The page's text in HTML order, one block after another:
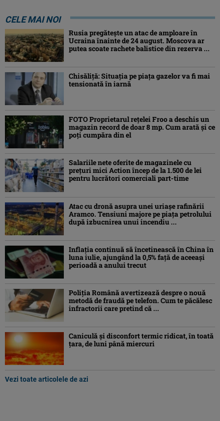
CELE MAI NOI
Rusia pregătește un atac de amploare în
Ucraina înainte de 24 august. Moscova ar
putea scoate rachete balistice din rezerva ...
Chisăliţă: Situaţia pe piaţa gazelor va fi mai
tensionată în iarnă
FOTO Proprietarul rețelei Froo a deschis un
magazin record de doar 8 mp. Cum arată și ce
poți cumpăra din el
Salariile nete oferite de magazinele cu
prețuri mici Action încep de la 1.500 de lei
pentru lucrători comerciali part-time
Atac cu dronă asupra unei uriașe rafinării
Aramco. Tensiuni majore pe piața petrolului
după izbucnirea unui incendiu ...
Inflaţia continuă să încetinească în China în
luna iulie, ajungând la 0,5% faţă de aceeaşi
perioadă a anului trecut
Poliția Română avertizează despre o nouă
metodă de fraudă pe telefon. Cum te păcălesc
infractorii care pretind că ...
Caniculă şi disconfort termic ridicat, în toată
ţara, de luni până miercuri
Vezi toate articolele de azi